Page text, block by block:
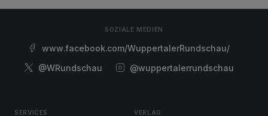
SOZIALE MEDIEN
www.facebook.com/WuppertalerRundschau/
@WRundschau
@wuppertalerrundschau
SERVICES VERLAG